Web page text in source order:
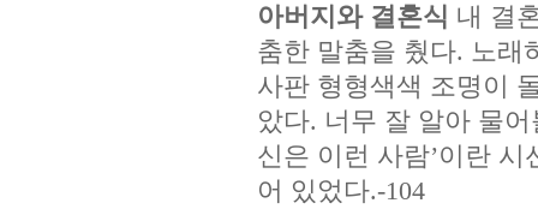
아버지와 결혼식 내 결
춤한 말춤을 췄다. 노래
사판 형형색색 조명이
았다. 너무 잘 알아 물
신은 이런 사람’이란
어 있었다.-104